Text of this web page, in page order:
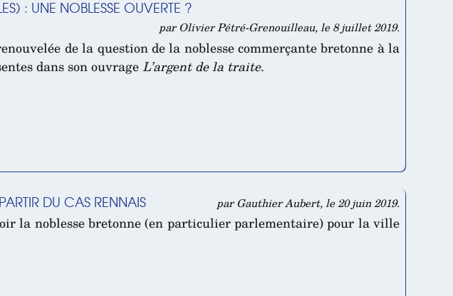
: UNE NOBLESSE OUVERTE ?
par Olivier Pétré-Grenouilleau, le 8 juillet 2019.
de la question de la noblesse commerçante bretonne à la
dans son ouvrageL’argent de la traite.
DU CAS RENNAIS par Gauthier Aubert, le 20 juin 2019.
la noblesse bretonne (en particulier parlementaire) pour la ville